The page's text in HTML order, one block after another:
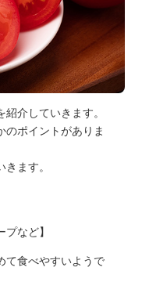
介していきます。
のポイントがありま
ます。
など】
て食べやすいようで